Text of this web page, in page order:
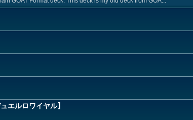
エルロワイヤル】